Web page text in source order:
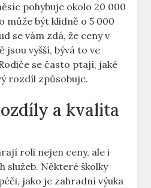
pohybuje okolo 20 000
může být klidně o 5 000
se vám zdá, že ceny v
jsou vyšší, bývá to ve
se často ptají, jaké
rozdíl způsobuje.
a kvalita
roli nejen ceny, ale i
služeb. Některé školky
jako je zahradní výuka